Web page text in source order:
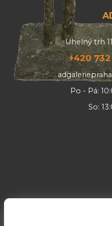
AD
Uhelný trh
+420
Po - Pá:
So: